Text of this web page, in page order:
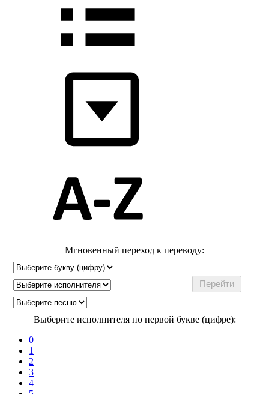
Мгновенный переход к переводу:
Выберите исполнителя по первой букве (цифре):
0
1
2
3
4